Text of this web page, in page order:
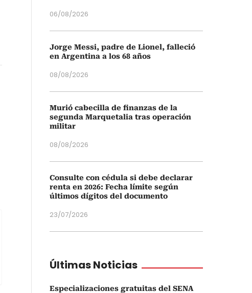
06/08/2026
Jorge Messi, padre de Lionel, falleció
en Argentina a los 68 años
08/08/2026
Murió cabecilla de finanzas de la
segunda Marquetalia tras operación
militar
08/08/2026
Consulte con cédula si debe declarar
renta en 2026: Fecha límite según
últimos dígitos del documento
23/07/2026
Últimas Noticias
Especializaciones gratuitas del SENA